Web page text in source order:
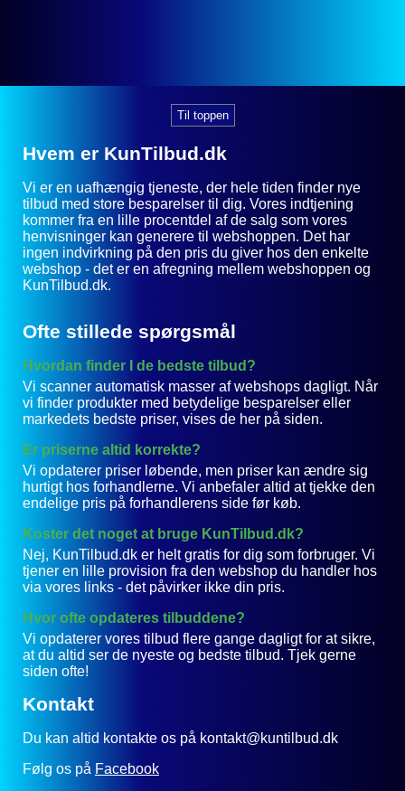
Til toppen
Hvem er KunTilbud.dk
Vi er en uafhængig tjeneste, der hele tiden finder nye
tilbud med store besparelser til dig. Vores indtjening
kommer fra en lille procentdel af de salg som vores
henvisninger kan generere til webshoppen. Det har
ingen indvirkning på den pris du giver hos den enkelte
webshop - det er en afregning mellem webshoppen og
KunTilbud.dk.
Ofte stillede spørgsmål
Hvordan finder I de bedste tilbud?
Vi scanner automatisk masser af webshops dagligt. Når
vi finder produkter med betydelige besparelser eller
markedets bedste priser, vises de her på siden.
Er priserne altid korrekte?
Vi opdaterer priser løbende, men priser kan ændre sig
hurtigt hos forhandlerne. Vi anbefaler altid at tjekke den
endelige pris på forhandlerens side før køb.
Koster det noget at bruge KunTilbud.dk?
Nej, KunTilbud.dk er helt gratis for dig som forbruger. Vi
tjener en lille provision fra den webshop du handler hos
via vores links - det påvirker ikke din pris.
Hvor ofte opdateres tilbuddene?
Vi opdaterer vores tilbud flere gange dagligt for at sikre,
at du altid ser de nyeste og bedste tilbud. Tjek gerne
siden ofte!
Kontakt
Du kan altid kontakte os på kontakt@kuntilbud.dk
Følg os på Facebook